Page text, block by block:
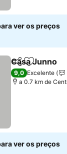
ver os preços
PartilharAdicionar
Casa Junno
9,0 Excelente
a 0.7 km de
ver os preços